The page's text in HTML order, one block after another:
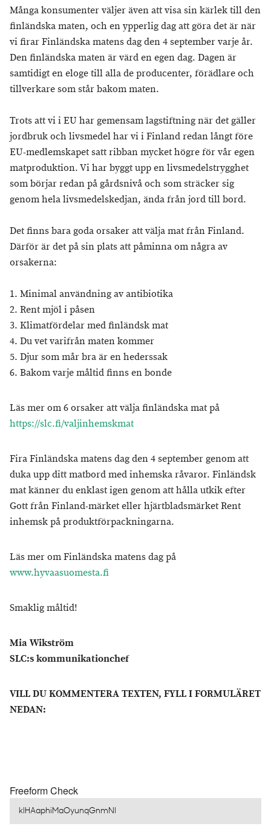
Många konsumenter väljer även att visa sin kärlek till den
finländska maten, och en ypperlig dag att göra det är när
vi firar Finländska matens dag den 4 september varje år.
Den finländska maten är värd en egen dag. Dagen är
samtidigt en eloge till alla de producenter, förädlare och
tillverkare som står bakom maten.
Trots att vi i EU har gemensam lagstiftning när det gäller
jordbruk och livsmedel har vi i Finland redan långt före
EU-medlemskapet satt ribban mycket högre för vår egen
matproduktion. Vi har byggt upp en livsmedelstrygghet
som börjar redan på gårdsnivå och som sträcker sig
genom hela livsmedelskedjan, ända från jord till bord.
Det finns bara goda orsaker att välja mat från Finland.
Därför är det på sin plats att påminna om några av
orsakerna:
1. Minimal användning av antibiotika
2. Rent mjöl i påsen
3. Klimatfördelar med finländsk mat
4. Du vet varifrån maten kommer
5. Djur som mår bra är en hederssak
6. Bakom varje måltid finns en bonde
Läs mer om 6 orsaker att välja finländska mat på
https://slc.fi/valjinhemskmat
Fira Finländska matens dag den 4 september genom att
duka upp ditt matbord med inhemska råvaror. Finländsk
mat känner du enklast igen genom att hålla utkik efter
Gott från Finland-märket eller hjärtbladsmärket Rent
inhemsk på produktförpackningarna.
Läs mer om Finländska matens dag på
www.hyvaasuomesta.fi
Smaklig måltid!
Mia Wikström
SLC:s kommunikationchef
VILL DU KOMMENTERA TEXTEN, FYLL I FORMULÄRET
NEDAN:
Freeform Check